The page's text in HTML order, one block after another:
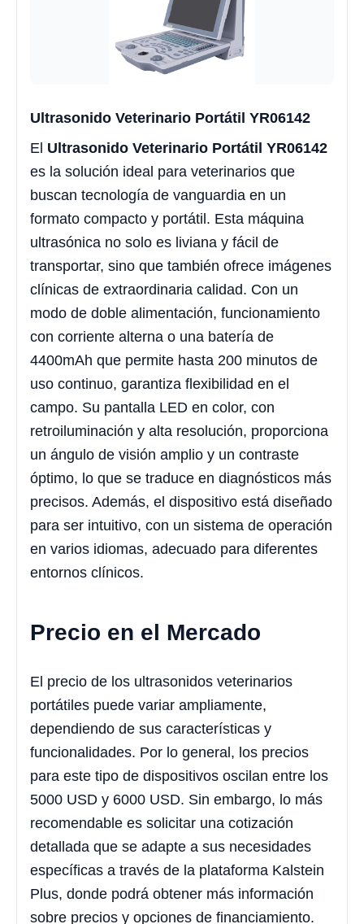
Ultrasonido Veterinario Portátil YR06142
El Ultrasonido Veterinario Portátil YR06142
es la solución ideal para veterinarios que
buscan tecnología de vanguardia en un
formato compacto y portátil. Esta máquina
ultrasónica no solo es liviana y fácil de
transportar, sino que también ofrece imágenes
clínicas de extraordinaria calidad. Con un
modo de doble alimentación, funcionamiento
con corriente alterna o una batería de
4400mAh que permite hasta 200 minutos de
uso continuo, garantiza flexibilidad en el
campo. Su pantalla LED en color, con
retroiluminación y alta resolución, proporciona
un ángulo de visión amplio y un contraste
óptimo, lo que se traduce en diagnósticos más
precisos. Además, el dispositivo está diseñado
para ser intuitivo, con un sistema de operación
en varios idiomas, adecuado para diferentes
entornos clínicos.
Precio en el Mercado
El precio de los ultrasonidos veterinarios
portátiles puede variar ampliamente,
dependiendo de sus características y
funcionalidades. Por lo general, los precios
para este tipo de dispositivos oscilan entre los
5000 USD y 6000 USD. Sin embargo, lo más
recomendable es solicitar una cotización
detallada que se adapte a sus necesidades
específicas a través de la plataforma Kalstein
Plus, donde podrá obtener más información
sobre precios y opciones de financiamiento.